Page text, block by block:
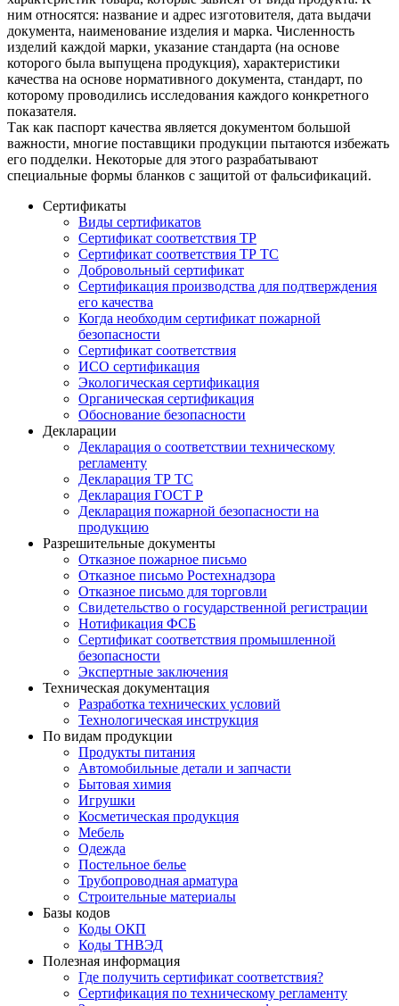
ним относятся: название и адрес изготовителя, дата выдачи
документа, наименование изделия и марка. Численность
изделий каждой марки, указание стандарта (на основе
которого была выпущена продукция), характеристики
качества на основе нормативного документа, стандарт, по
которому проводились исследования каждого конкретного
показателя.
Так как паспорт качества является документом большой
важности, многие поставщики продукции пытаются избежать
его подделки. Некоторые для этого разрабатывают
специальные формы бланков с защитой от фальсификаций.
Сертификаты
Виды сертификатов
Сертификат соответствия ТР
Сертификат соответствия ТР ТС
Добровольный сертификат
Сертификация производства для подтверждения
его качества
Когда необходим сертификат пожарной
безопасности
Сертификат соответствия
ИСО сертификация
Экологическая сертификация
Органическая сертификация
Обоснование безопасности
Декларации
Декларация о соответствии техническому
регламенту
Декларация ТР ТС
Декларация ГОСТ Р
Декларация пожарной безопасности на
продукцию
Разрешительные документы
Отказное пожарное письмо
Отказное письмо Ростехнадзора
Отказное письмо для торговли
Свидетельство о государственной регистрации
Нотификация ФСБ
Сертификат соответствия промышленной
безопасности
Экспертные заключения
Техническая документация
Разработка технических условий
Технологическая инструкция
По видам продукции
Продукты питания
Автомобильные детали и запчасти
Бытовая химия
Игрушки
Косметическая продукция
Мебель
Одежда
Постельное белье
Трубопроводная арматура
Строительные материалы
Базы кодов
Коды ОКП
Коды ТНВЭД
Полезная информация
Где получить сертификат соответствия?
Сертификация по техническому регламенту